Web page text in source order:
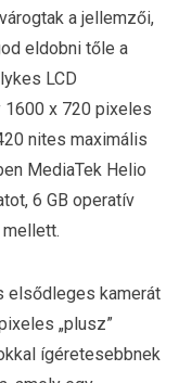
a jellemzői,
eldobni tőle a
LCD
x 720 pixeles
nites maximális
MediaTek Helio
6 GB operatív
elsődleges kamerát
„plusz”
ígéretesebbnek